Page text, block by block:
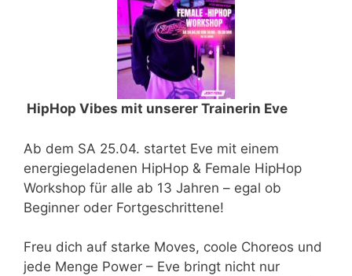
HipHop Vibes mit unserer Trainerin Eve
Ab dem SA 25.04. startet Eve mit einem
energiegeladenen HipHop & Female HipHop
Workshop für alle ab 13 Jahren – egal ob
Beginner oder Fortgeschrittene!
Freu dich auf starke Moves, coole Choreos und
jede Menge Power – Eve bringt nicht nur